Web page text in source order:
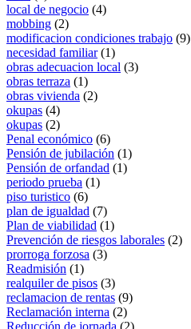
local de negocio (4)
mobbing (2)
modificacion condiciones trabajo (9)
necesidad familiar(1)
obras adecuacion local (3)
obras terraza (1)
obras vivienda (2)
okupas (4)
okupas (2)
Penal económico (6)
Pensión de jubilación (1)
Pensión de orfandad (1)
periodo prueba (1)
piso turistico (6)
plan de igualdad (7)
Plan de viabilidad (1)
Prevención de riesgos laborales (2)
prorroga forzosa (3)
Readmisión (1)
realquiler de pisos (3)
reclamacion de rentas (9)
Reclamación interna (2)
Reducción de jornada (2)